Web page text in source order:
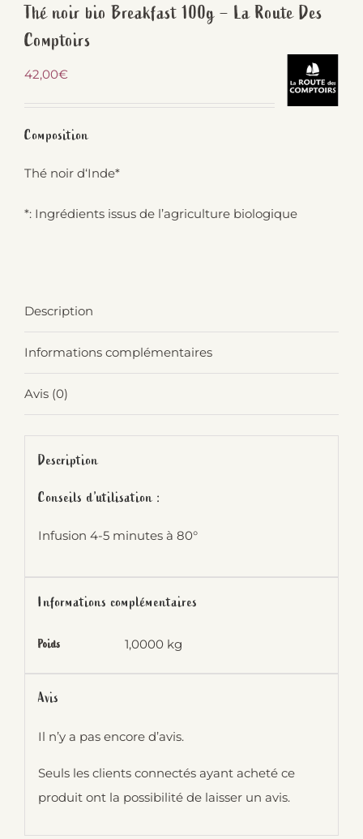
Thé noir bio Breakfast 100g – La Route Des
Comptoirs
42,00€
Composition
Thé noir d‘Inde*
*: Ingrédients issus de l’agriculture biologique
Description
Informations complémentaires
Avis (0)
Description
Conseils d’utilisation :
Infusion 4-5 minutes à 80°
Informations complémentaires
Poids 1,0000 kg
Avis
Il n’y a pas encore d’avis.
Seuls les clients connectés ayant acheté ce
produit ont la possibilité de laisser un avis.